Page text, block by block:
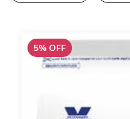
5% OFF